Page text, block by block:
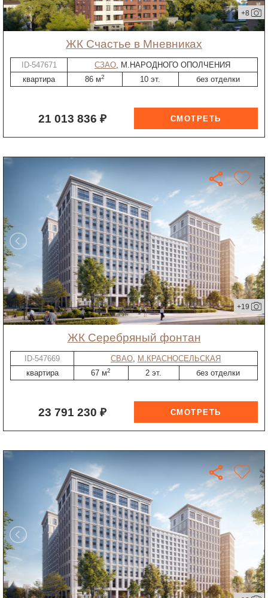
+8
ЖК Счастье в Мневниках
ID-547671 СЗАО, М.НАРОДНОГО ОПОЛЧЕНИЯ
квартира
86 м2 10 эт. без отделки
21 013 836 ₽
+19
ЖК Серебряный фонтан
ID-547669 СВАО, М.КРАСНОСЕЛЬСКАЯ
квартира
67 м2 2 эт. без отделки
23 791 230 ₽